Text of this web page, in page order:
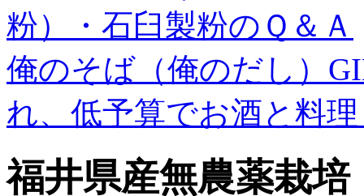
粉）・石臼製粉のＱ＆Ａ
俺のそば（俺のだし）
れ、低予算でお酒と料
福井県産無農薬栽